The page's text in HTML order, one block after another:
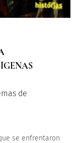
de
se enfrentaron